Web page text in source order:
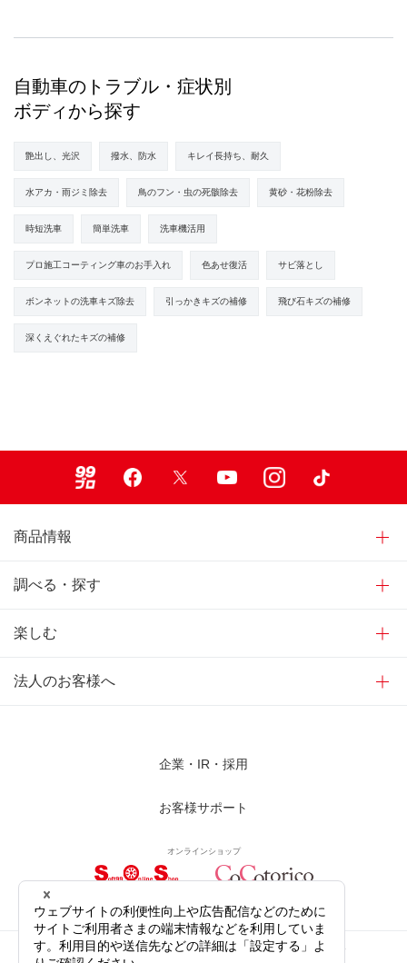
自動車のトラブル・症状別
ボディから探す
艶出し、光沢 撥水、防水 キレイ長持ち、耐久
水アカ・雨ジミ除去 鳥のフン・虫の死骸除去 黄砂・花粉除去
時短洗車 簡単洗車 洗車機活用
プロ施工コーティング車のお手入れ 色あせ復活 サビ落とし
ボンネットの洗車キズ除去 引っかきキズの補修 飛び石キズの補修
深くえぐれたキズの補修
商品情報
調べる・探す
楽しむ
法人のお客様へ
企業・IR・採用
お客様サポート
オンラインショップ
サイトご利用にあたって プライバシーポリシー